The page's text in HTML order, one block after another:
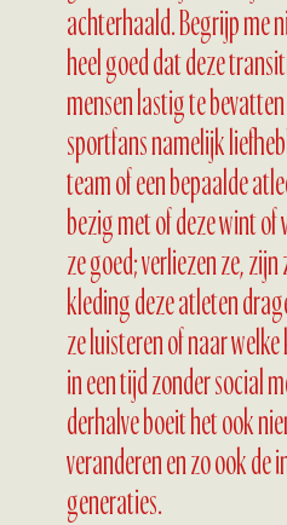
achterhaald. Begrijp me
heel goed dat deze
mensen lastig te
sportfans namelijk
team of een bepaalde
bezig met of deze wint of
ze goed; verliezen ze, zijn
kleding deze atleten
ze luisteren of naar
in een tijd zonder social
derhalve boeit het ook
veranderen en zo ook de
generaties.